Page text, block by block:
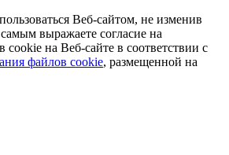
Веб-сайтом, не изменив
выражаете согласие на
cookie на Веб-сайте в соответствии с
файлов cookie, размещенной на